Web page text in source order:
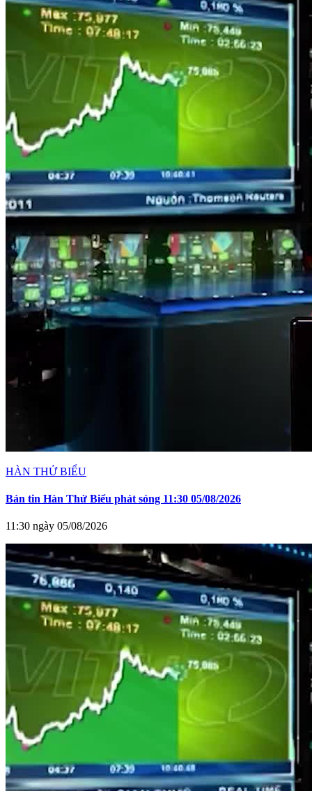
HÀN THỬ BIỂU
Bản tin Hàn Thử Biểu phát sóng 11:30 05/08/2026
11:30 ngày 05/08/2026